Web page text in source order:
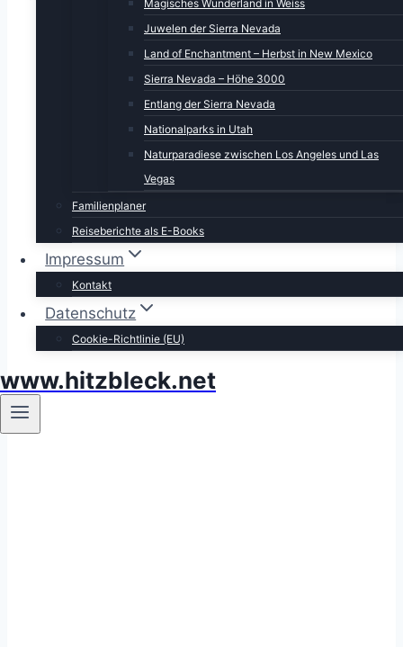
Magisches Wunderland in Weiss
Juwelen der Sierra Nevada
Land of Enchantment – Herbst in New Mexico
Sierra Nevada – Höhe 3000
Entlang der Sierra Nevada
Nationalparks in Utah
Naturparadiese zwischen Los Angeles und Las
Vegas
Familienplaner
Reiseberichte als E-Books
Impressum
Kontakt
Datenschutz
Cookie-Richtlinie (EU)
www.hitzbleck.net